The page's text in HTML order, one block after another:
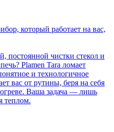
который работает на вас,
постоянной чистки стекол и
Plamen Tara ломает
и технологичное
вас от рутины, беря на себя
Ваша задача — лишь
теплом.